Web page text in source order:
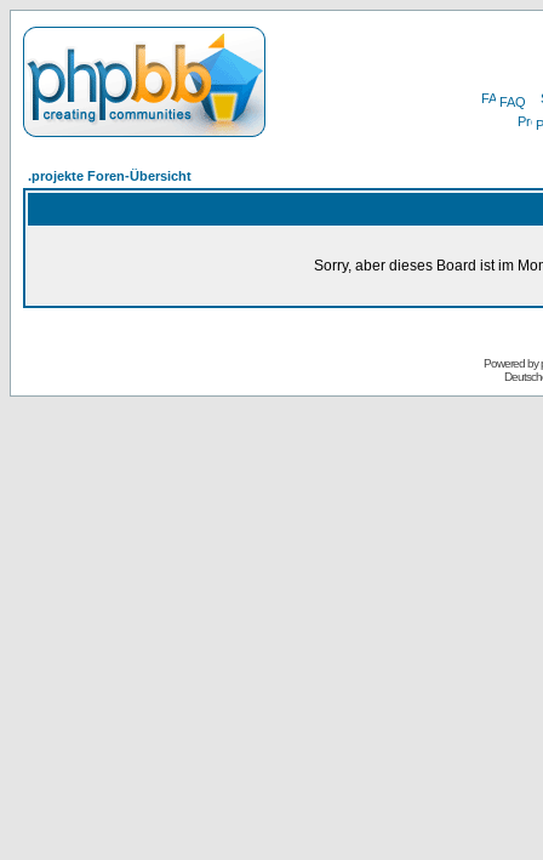
FAQ
.projekte Foren-Übersicht
Sorry, aber dieses Board ist im
Powered by